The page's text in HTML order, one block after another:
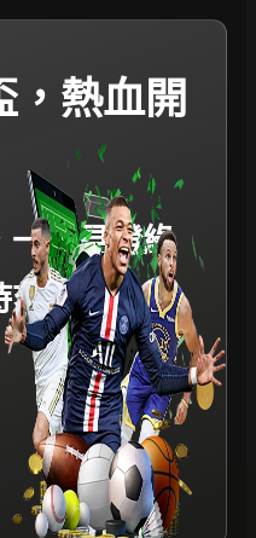
，熱血開
一起見證綠
刻。